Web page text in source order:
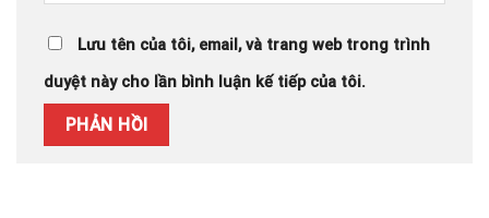
Lưu tên của tôi, email, và trang web trong trình
duyệt này cho lần bình luận kế tiếp của tôi.